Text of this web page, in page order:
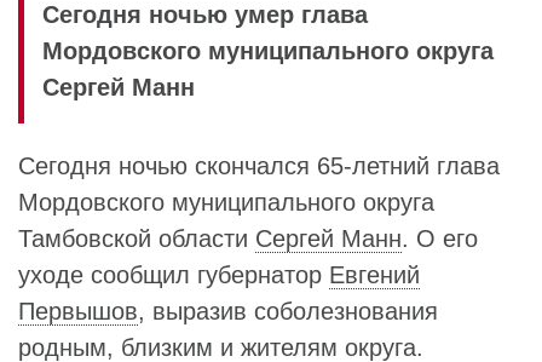
Сегодня ночью умер глава
Мордовского муниципального округа
Сергей Манн
Сегодня ночью скончался 65-летний глава
Мордовского муниципального округа
Тамбовской области Сергей Манн. О его
уходе сообщил губернатор Евгений
Первышов, выразив соболезнования
родным, близким и жителям округа.